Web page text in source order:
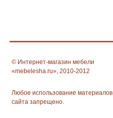
© Интернет-магазин мебели
«mebelesha.ru», 2010-2012
Любое использование материалов
сайта запрещено.